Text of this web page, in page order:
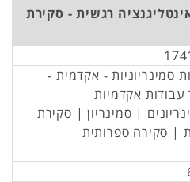
רגשית - סקירת
סמינריוניות - אקדמית -
עבודות אקדמיות
| סמינריון | סקירת
| סקירה ספרותית